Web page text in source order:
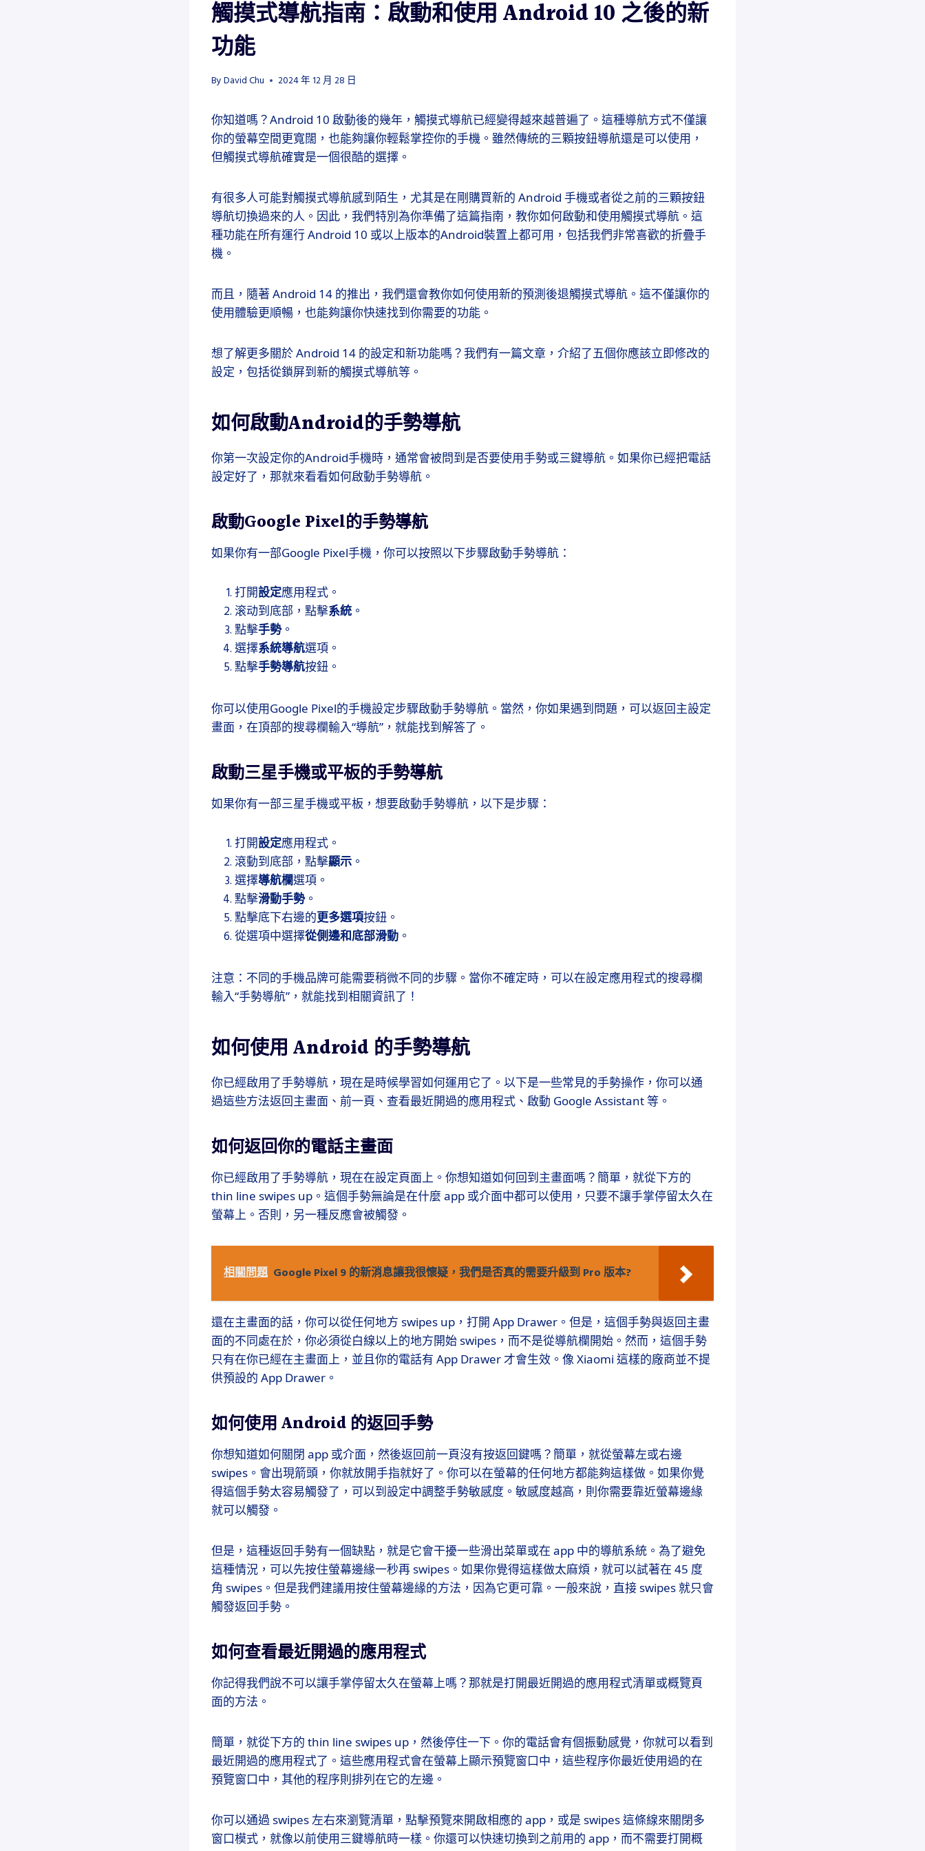
觸摸式導航指南：啟動和使用 Android 10 之後的新
功能
By David Chu 2024 年 12 月 28 日
你知道嗎？Android 10 啟動後的幾年，觸摸式導航已經變得越來越普遍了。這種導航方式不僅讓
你的螢幕空間更寬闊，也能夠讓你輕鬆掌控你的手機。雖然傳統的三顆按鈕導航還是可以使用，
但觸摸式導航確實是一個很酷的選擇。
有很多人可能對觸摸式導航感到陌生，尤其是在剛購買新的 Android 手機或者從之前的三顆按鈕
導航切換過來的人。因此，我們特別為你準備了這篇指南，教你如何啟動和使用觸摸式導航。這
種功能在所有運行 Android 10 或以上版本的Android裝置上都可用，包括我們非常喜歡的折疊手
機。
而且，隨著 Android 14 的推出，我們還會教你如何使用新的預測後退觸摸式導航。這不僅讓你的
使用體驗更順暢，也能夠讓你快速找到你需要的功能。
想了解更多關於 Android 14 的設定和新功能嗎？我們有一篇文章，介紹了五個你應該立即修改的
設定，包括從鎖屏到新的觸摸式導航等。
如何啟動Android的手勢導航
你第一次設定你的Android手機時，通常會被問到是否要使用手勢或三鍵導航。如果你已經把電話
設定好了，那就來看看如何啟動手勢導航。
啟動Google Pixel的手勢導航
如果你有一部Google Pixel手機，你可以按照以下步驟啟動手勢導航：
打開設定應用程式。
滚动到底部，點擊系統 。
點擊手勢。
選擇系統導航選項。
點擊手勢導航按鈕。
你可以使用Google Pixel的手機設定步驟啟動手勢導航。當然，你如果遇到問題，可以返回主設定
畫面，在頂部的搜尋欄輸入“導航”，就能找到解答了。
啟動三星手機或平板的手勢導航
如果你有一部三星手機或平板，想要啟動手勢導航，以下是步驟：
打開設定應用程式。
滾動到底部，點擊顯示 。
選擇導航欄選項。
點擊滑動手勢。
點擊底下右邊的更多選項按鈕。
從選項中選擇從側邊和底部滑動 。
注意：不同的手機品牌可能需要稍微不同的步驟。當你不確定時，可以在設定應用程式的搜尋欄
輸入“手勢導航”，就能找到相關資訊了！
如何使用 Android 的手勢導航
你已經啟用了手勢導航，現在是時候學習如何運用它了。以下是一些常見的手勢操作，你可以通
過這些方法返回主畫面、前一頁、查看最近開過的應用程式、啟動 Google Assistant 等。
如何返回你的電話主畫面
你已經啟用了手勢導航，現在在設定頁面上。你想知道如何回到主畫面嗎？簡單，就從下方的
thin line swipes up。這個手勢無論是在什麼 app 或介面中都可以使用，只要不讓手掌停留太久在
螢幕上。否則，另一種反應會被觸發。
相關問題 Google Pixel 9 的新消息讓我很懷疑，我們是否真的需要升級到 Pro 版本?
還在主畫面的話，你可以從任何地方 swipes up，打開 App Drawer。但是，這個手勢與返回主畫
面的不同處在於，你必須從白線以上的地方開始 swipes，而不是從導航欄開始。然而，這個手勢
只有在你已經在主畫面上，並且你的電話有 App Drawer 才會生效。像 Xiaomi 這樣的廠商並不提
供預設的 App Drawer。
如何使用 Android 的返回手勢
你想知道如何關閉 app 或介面，然後返回前一頁沒有按返回鍵嗎？簡單，就從螢幕左或右邊
swipes。會出現箭頭，你就放開手指就好了。你可以在螢幕的任何地方都能夠這樣做。如果你覺
得這個手勢太容易觸發了，可以到設定中調整手勢敏感度。敏感度越高，則你需要靠近螢幕邊緣
就可以觸發。
但是，這種返回手勢有一個缺點，就是它會干擾一些滑出菜單或在 app 中的導航系統。為了避免
這種情況，可以先按住螢幕邊緣一秒再 swipes。如果你覺得這樣做太麻煩，就可以試著在 45 度
角 swipes。但是我們建議用按住螢幕邊緣的方法，因為它更可靠。一般來說，直接 swipes 就只會
觸發返回手勢。
如何查看最近開過的應用程式
你記得我們說不可以讓手掌停留太久在螢幕上嗎？那就是打開最近開過的應用程式清單或概覽頁
面的方法。
簡單，就從下方的 thin line swipes up，然後停住一下。你的電話會有個振動感覺，你就可以看到
最近開過的應用程式了。這些應用程式會在螢幕上顯示預覽窗口中，這些程序你最近使用過的在
預覽窗口中，其他的程序則排列在它的左邊。
你可以通過 swipes 左右來瀏覽清單，點擊預覽來開啟相應的 app，或是 swipes 這條線來關閉多
窗口模式，就像以前使用三鍵導航時一樣。你還可以快速切換到之前用的 app，而不需要打開概